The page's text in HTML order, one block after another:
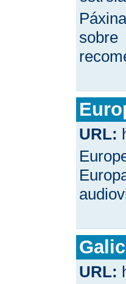
URL:
URL: